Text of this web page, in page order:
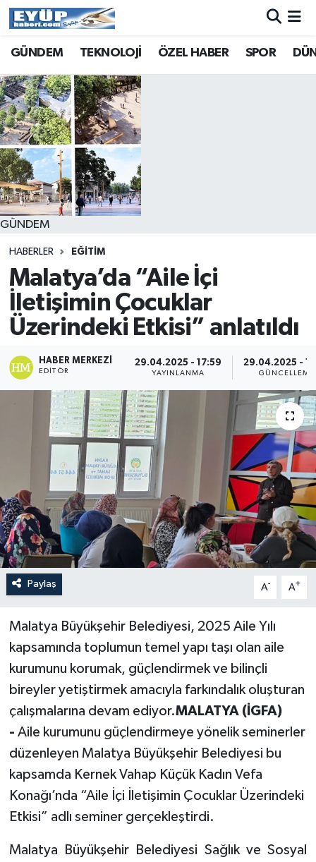
GÜNDEM TEKNOLOJİ ÖZEL HABER SPOR
GÜNDEM
HABERLER EĞİTİM
Malatya’da “Aile İçi
İletişimin Çocuklar
Üzerindeki Etkisi” anlatıldı
HABER MERKEZI
EDITÖR
29.04.2025 - 17:59
YAYINLANMA
29.04.2025 -
GÜNCELLEME
Paylaş A- A+
Malatya Büyükşehir Belediyesi, 2025 Aile Yılı
kapsamında toplumun temel yapı taşı olan aile
kurumunu korumak, güçlendirmek ve bilinçli
bireyler yetiştirmek amacıyla farkındalık oluşturan
çalışmalarına devam ediyor.MALATYA (İGFA)
- Aile kurumunu güçlendirmeye yönelik seminerler
düzenleyen Malatya Büyükşehir Belediyesi bu
kapsamda Kernek Vahap Küçük Kadın Vefa
Konağı’nda “Aile İçi İletişimin Çocuklar Üzerindeki
Etkisi” adlı seminer gerçekleştirdi.
Malatya Büyükşehir Belediyesi Sağlık ve Sosyal